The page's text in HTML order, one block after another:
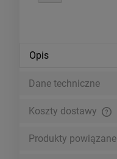
Opis
Dane techniczne
Koszty dostawy
Produkty powiązane